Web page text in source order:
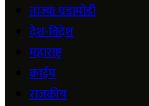
ताज्या घडामोडी
देश-विदेश
महाराष्ट्र
क्राईम
राजकीय